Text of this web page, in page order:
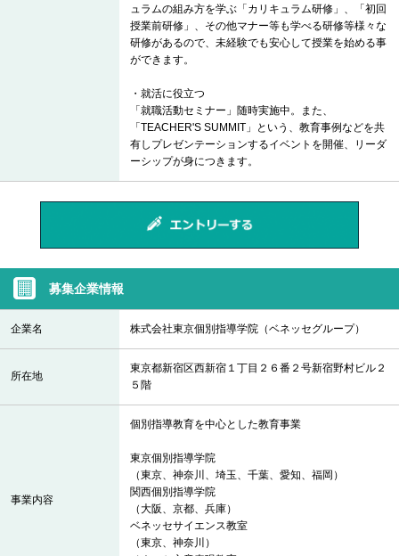
ュラムの組み方を学ぶ「カリキュラム研修」、「初回
授業前研修」、その他マナー等も学べる研修等様々な
研修があるので、未経験でも安心して授業を始める事
ができます。
・就活に役立つ
「就職活動セミナー」随時実施中。また、
「TEACHER'S SUMMIT」という、教育事例などを共
有しプレゼンテーションするイベントを開催、リーダ
ーシップが身につきます。
募集企業情報
企業名 株式会社東京個別指導学院（ベネッセグループ）
所在地
東京都新宿区西新宿１丁目２６番２号新宿野村ビル２
５階
事業内容
個別指導教育を中心とした教育事業
東京個別指導学院
（東京、神奈川、埼玉、千葉、愛知、福岡）
関西個別指導学院
（大阪、京都、兵庫）
ベネッセサイエンス教室
（東京、神奈川）